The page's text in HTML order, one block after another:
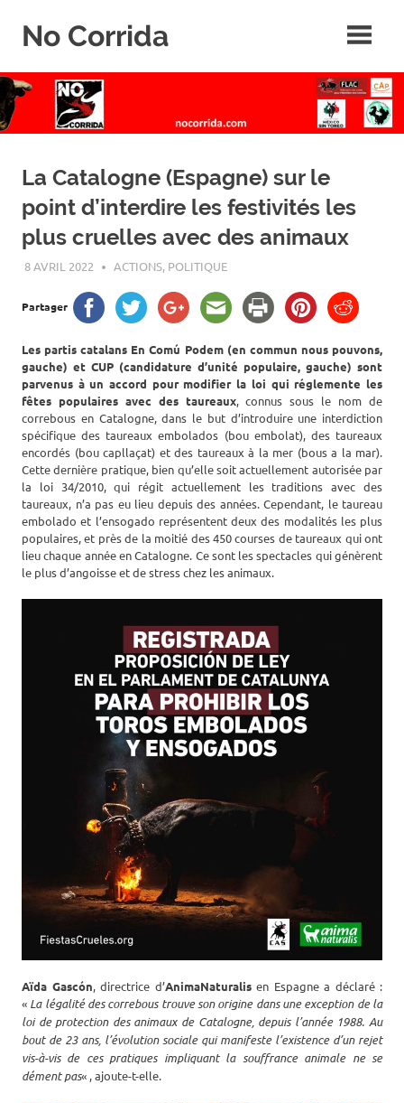
No Corrida
de
la
corrida
La Catalogne (Espagne) sur le
point d’interdire les festivités les
plus cruelles avec des animaux
8 AVRIL 2022 ROGER LAHANA
ACTIONS, POLITIQUE
Partager
Les partis catalans En Comú Podem (en commun nous pouvons,
gauche) et CUP (candidature d’unité populaire, gauche) sont
parvenus à un accord pour modifier la loi qui réglemente les
fêtes populaires avec des taureaux, connus sous le nom de
correbous en Catalogne, dans le but d’introduire une interdiction
spécifique des taureaux embolados (bou embolat), des taureaux
encordés (bou capllaçat) et des taureaux à la mer (bous a la mar).
Cette dernière pratique, bien qu’elle soit actuellement autorisée par
la loi 34/2010, qui régit actuellement les traditions avec des
taureaux, n’a pas eu lieu depuis des années. Cependant, le taureau
embolado et l’ensogado représentent deux des modalités les plus
populaires, et près de la moitié des 450 courses de taureaux qui ont
lieu chaque année en Catalogne. Ce sont les spectacles qui génèrent
le plus d’angoisse et de stress chez les animaux.
Aïda Gascón, directrice d’AnimaNaturalisen Espagne a déclaré :
« La légalité des correbous trouve son origine dans une exception de la
loi de protection des animaux de Catalogne, depuis l’année 1988. Au
bout de 23 ans, l’évolution sociale qui manifeste l’existence d’un rejet
vis-à-vis de ces pratiques impliquant la souffrance animale ne se
dément pas« , ajoute-t-elle.